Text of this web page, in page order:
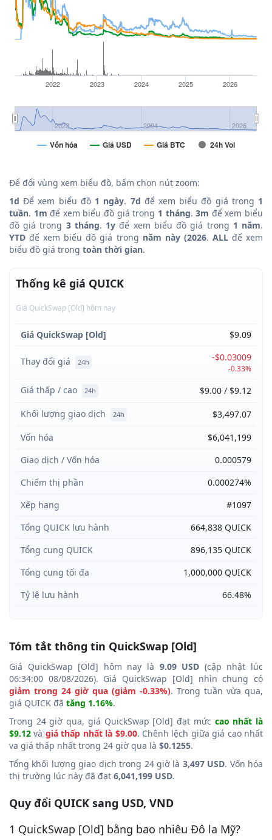
Vốn hóa Giá USD Giá BTC 24h Vol
2022 2023 2024 2025 2026
2022 2024 2026
Để đổi vùng xem biểu đồ, bấm chọn nút zoom:
1d Để xem biểu đồ 1 ngày. 7d để xem biểu đồ giá trong 1
tuần. 1m để xem biểu đồ giá trong 1 tháng.3m để xem biểu
đồ giá trong 3 tháng. 1y để xem biểu đồ giá trong 1 năm.
YTD để xem biểu đồ giá trong năm này (2026. ALLđể xem
biểu đồ giá trong toàn thời gian.
Thống kê giá QUICK
Giá QuickSwap [Old] hôm nay
Giá QuickSwap [Old] $9.09
Thay đổi giá 24h -$0.03009
-0.33%
Giá thấp / cao 24h
$9.00 / $9.12
Khối lượng giao dịch
24h
$3,497.07
Vốn hóa
$6,041,199
Giao dịch / Vốn hóa
0.000579
Chiếm thị phần
0.000274%
Xếp hạng
#1097
Tổng QUICK lưu hành
664,838 QUICK
Tổng cung QUICK
896,135 QUICK
Tổng cung tối đa
1,000,000 QUICK
Tỷ lệ lưu hành
66.48%
Tóm tắt thông tin QuickSwap [Old]
Giá QuickSwap [Old] hôm nay là 9.09 USD (cập nhật lúc
06:34:00 08/08/2026). Giá QuickSwap [Old] nhìn chung có
giảm trong 24 giờ qua (giảm -0.33%). Trong tuần vừa qua,
giá QUICK đã tăng 1.16%.
Trong 24 giờ qua, giá QuickSwap [Old] đạt mức cao nhất là
$9.12 và giá thấp nhất là $9.00. Chênh lệch giữa giá cao nhất
va giá thấp nhất trong 24 giờ qua là $0.1255.
Tổng khối lượng giao dịch trong 24 giờ là 3,497 USD. Vốn hóa
thị trường lúc này đã đạt 6,041,199 USD.
Quy đổi QUICK sang USD, VND
1 QuickSwap [Old] bằng bao nhiêu Đô la Mỹ?